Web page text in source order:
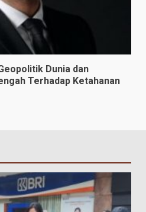
Dunia dan
Terhadap Ketahanan